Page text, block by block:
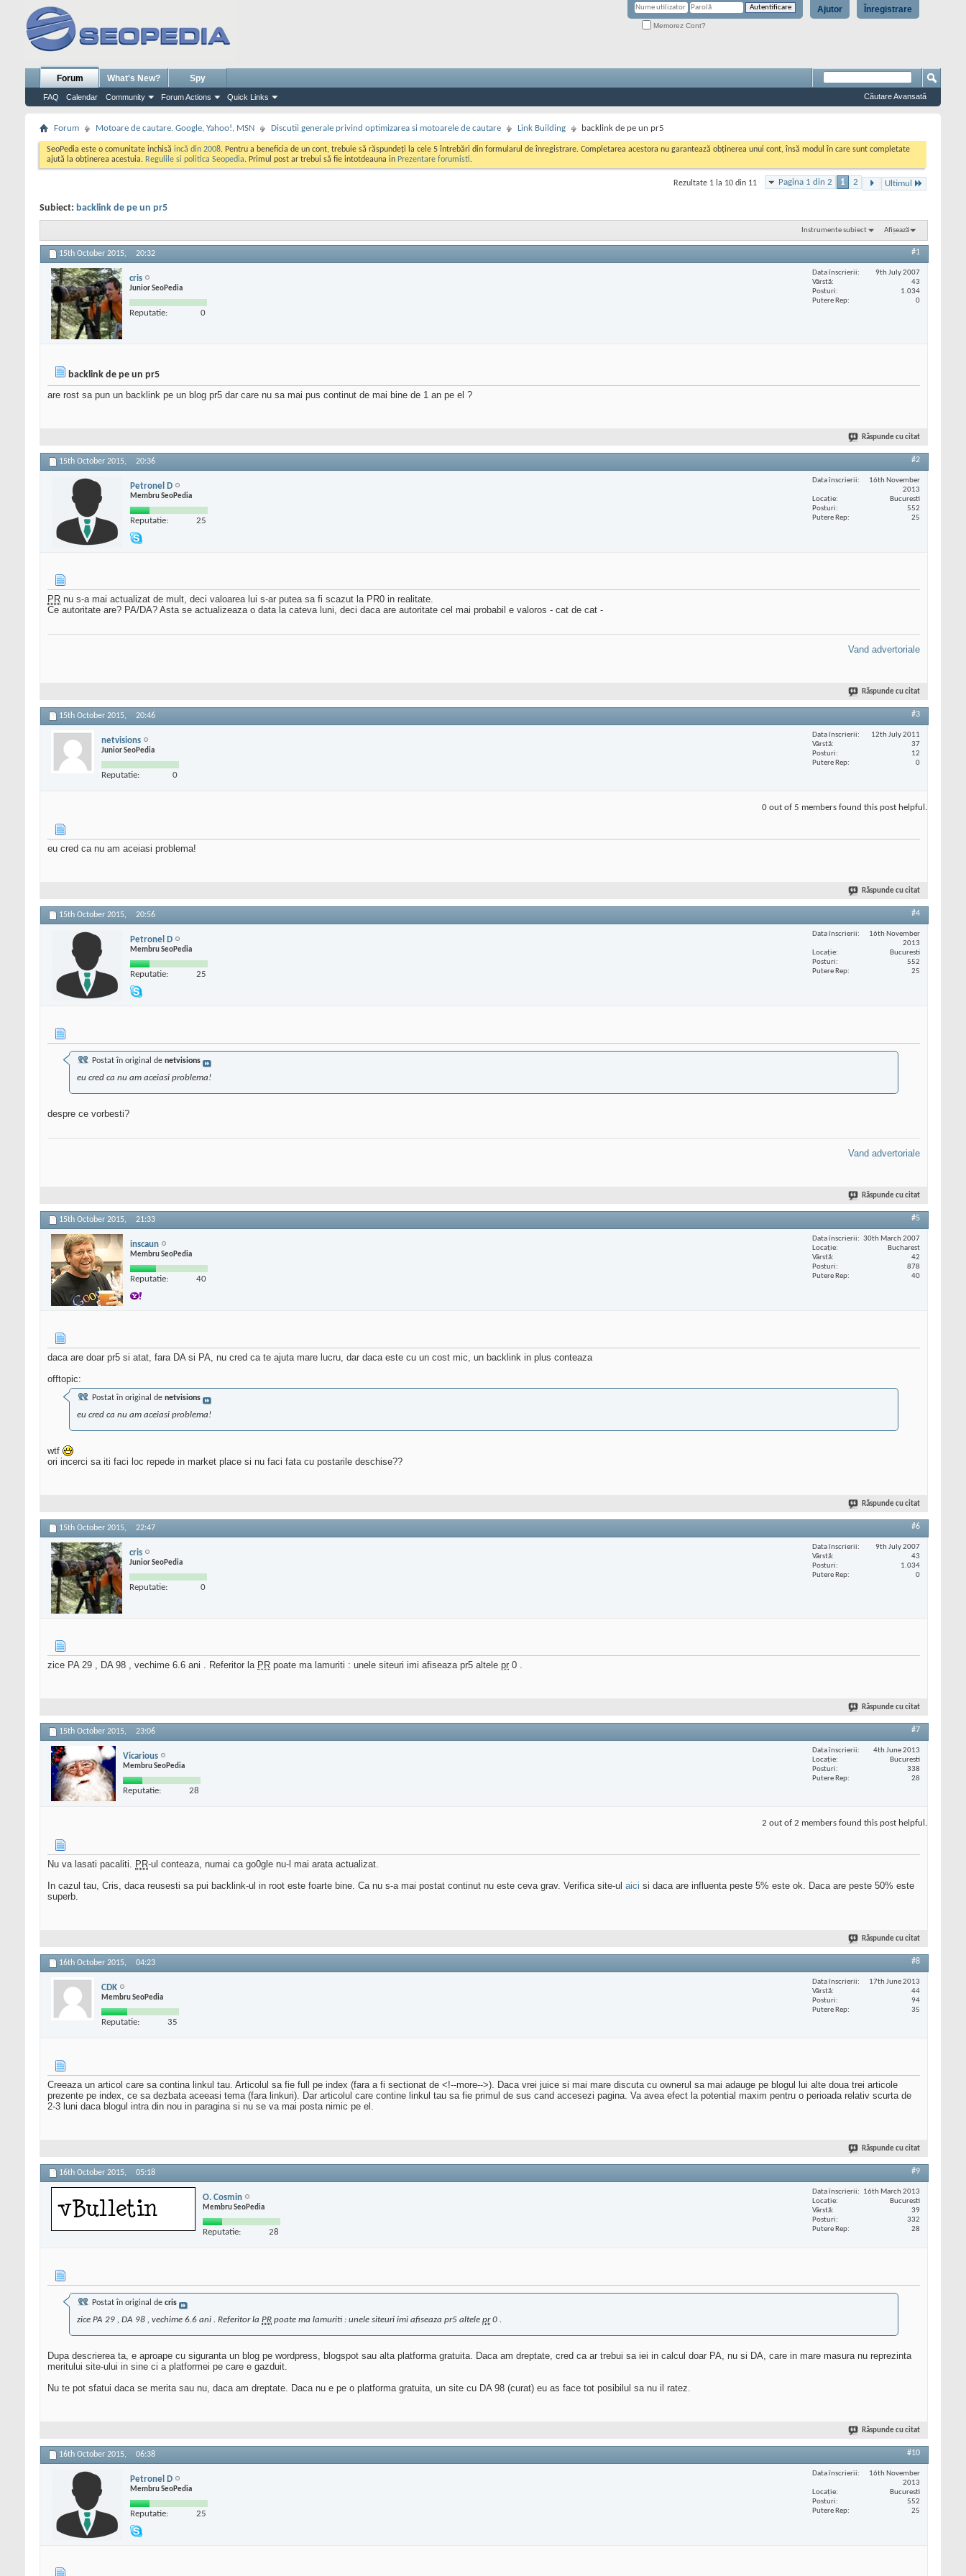
Înregistrare
Ajutor
Memorez Cont?
Forum
FAQ Calendar Community Forum Actions Quick Links
What's New? Spy
Căutare Avansată
Forum Motoare de cautare. Google, Yahoo!, MSN Discutii generale privind optimizarea si motoarele de cautare Link Building backlink de pe un pr5
SeoPedia este o comunitate inchisă incă din 2008. Pentru a beneficia de un cont, trebuie să răspundeți la cele 5 întrebări din formularul de înregistrare. Completarea acestora nu garantează obținerea unui cont, însă modul în care sunt completate
ajută la obținerea acestuia. Regulile si politica Seopedia. Primul post ar trebui să fie intotdeauna in Prezentare forumisti.
Pagina 1 din 2 1 2 Ultimul
Rezultate 1 la 10 din 11
Subiect: backlink de pe un pr5
Instrumente subiect Afișează
15th October 2015, 20:32 #1
cris
Junior SeoPedia
Reputatie: 0
Data înscrierii
9th July 2007
Vârstă
43
Posturi
1.034
Putere Rep
0
backlink de pe un pr5
are rost sa pun un backlink pe un blog pr5 dar care nu sa mai pus continut de mai bine de 1 an pe el ?
Răspunde cu citat
15th October 2015, 20:36 #2
Petronel D
Membru SeoPedia
Reputatie: 25
Data înscrierii
16th November
2013
Locaţie
Bucuresti
Posturi
552
Putere Rep
25
PR nu s-a mai actualizat de mult, deci valoarea lui s-ar putea sa fi scazut la PR0 in realitate.
Ce autoritate are? PA/DA? Asta se actualizeaza o data la cateva luni, deci daca are autoritate cel mai probabil e valoros - cat de cat -
Vand advertoriale
Răspunde cu citat
15th October 2015, 20:46 #3
netvisions
Junior SeoPedia
Reputatie: 0
Data înscrierii
12th July 2011
Vârstă
37
Posturi
12
Putere Rep
0
0 out of 5 members found this post helpful.
eu cred ca nu am aceiasi problema!
Răspunde cu citat
15th October 2015, 20:56 #4
Petronel D
Membru SeoPedia
Reputatie: 25
Data înscrierii
16th November
2013
Locaţie
Bucuresti
Posturi
552
Putere Rep
25
Postat în original de netvisions
eu cred ca nu am aceiasi problema!
despre ce vorbesti?
Vand advertoriale
Răspunde cu citat
15th October 2015, 21:33 #5
inscaun
Membru SeoPedia
Reputatie: 40
Data înscrierii
30th March 2007
Locaţie
Bucharest
Vârstă
42
Posturi
878
Putere Rep
40
daca are doar pr5 si atat, fara DA si PA, nu cred ca te ajuta mare lucru, dar daca este cu un cost mic, un backlink in plus conteaza
offtopic:
Postat în original de netvisions
eu cred ca nu am aceiasi problema!
wtf
ori incerci sa iti faci loc repede in market place si nu faci fata cu postarile deschise??
Răspunde cu citat
15th October 2015, 22:47 #6
cris
Junior SeoPedia
Reputatie: 0
Data înscrierii
9th July 2007
Vârstă
43
Posturi
1.034
Putere Rep
0
zice PA 29 , DA 98 , vechime 6.6 ani . Referitor la PR poate ma lamuriti : unele siteuri imi afiseaza pr5 altele pr 0 .
Răspunde cu citat
15th October 2015, 23:06 #7
Vicarious
Membru SeoPedia
Reputatie: 28
Data înscrierii
4th June 2013
Locaţie
Bucuresti
Posturi
338
Putere Rep
28
2 out of 2 members found this post helpful.
Nu va lasati pacaliti. PR-ul conteaza, numai ca go0gle nu-l mai arata actualizat.
In cazul tau, Cris, daca reusesti sa pui backlink-ul in root este foarte bine. Ca nu s-a mai postat continut nu este ceva grav. Verifica site-ul aici si daca are influenta peste 5% este ok. Daca are peste 50% este
superb.
Răspunde cu citat
16th October 2015, 04:23 #8
CDK
Membru SeoPedia
Reputatie: 35
Data înscrierii
17th June 2013
Vârstă
44
Posturi
94
Putere Rep
35
Creeaza un articol care sa contina linkul tau. Articolul sa fie full pe index (fara a fi sectionat de <!--more-->). Daca vrei juice si mai mare discuta cu ownerul sa mai adauge pe blogul lui alte doua trei articole
prezente pe index, ce sa dezbata aceeasi tema (fara linkuri). Dar articolul care contine linkul tau sa fie primul de sus cand accesezi pagina. Va avea efect la potential maxim pentru o perioada relativ scurta de
2-3 luni daca blogul intra din nou in paragina si nu se va mai posta nimic pe el.
Răspunde cu citat
16th October 2015, 05:18 #9
O. Cosmin
Membru SeoPedia
Reputatie: 28
Data înscrierii
16th March 2013
Locaţie
Bucuresti
Vârstă
39
Posturi
332
Putere Rep
28
Postat în original de cris
zice PA 29 , DA 98 , vechime 6.6 ani . Referitor la PR poate ma lamuriti : unele siteuri imi afiseaza pr5 altele pr0 .
Dupa descrierea ta, e aproape cu siguranta un blog pe wordpress, blogspot sau alta platforma gratuita. Daca am dreptate, cred ca ar trebui sa iei in calcul doar PA, nu si DA, care in mare masura nu reprezinta
meritului site-ului in sine ci a platformei pe care e gazduit.
Nu te pot sfatui daca se merita sau nu, daca am dreptate. Daca nu e pe o platforma gratuita, un site cu DA 98 (curat) eu as face tot posibilul sa nu il ratez.
Răspunde cu citat
16th October 2015, 06:38 #10
Petronel D
Membru SeoPedia
Reputatie: 25
Data înscrierii
16th November
2013
Locaţie
Bucuresti
Posturi
552
Putere Rep
25